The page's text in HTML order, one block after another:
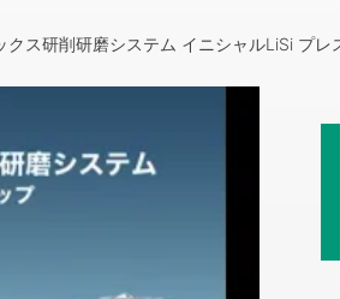
クス研削研磨システム イニシャルLiSi プ